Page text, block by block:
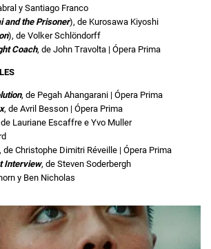
y Santiago Franco
and the Prisoner), de Kurosawa Kiyoshi
), de Volker Schlöndorff
Coach, de John Travolta | Ópera Prima
, de Pegah Ahangarani | Ópera Prima
, de Avril Besson | Ópera Prima
Lauriane Escaffre e Yvo Muller
, de Christophe Dimitri Réveille | Ópera Prima
Interview, de Steven Soderbergh
y Ben Nicholas